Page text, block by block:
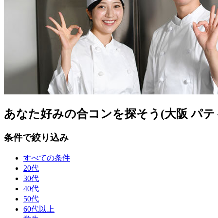
あなた好みの合コンを探そう(大阪 パ
条件で絞り込み
すべての条件
20代
30代
40代
50代
60代以上